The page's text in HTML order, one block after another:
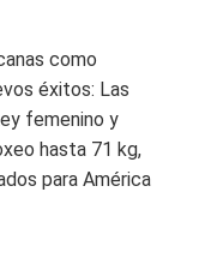
como
éxitos: Las
femenino y
hasta 71 kg,
para América